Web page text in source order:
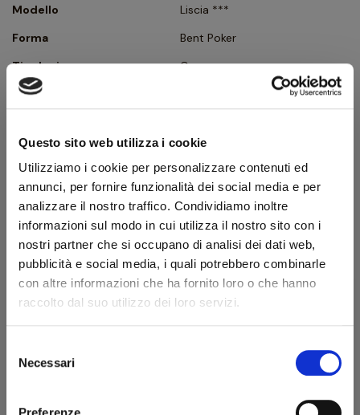
Questo sito web utilizza i cookie
Utilizziamo i cookie per personalizzare contenuti ed
annunci, per fornire funzionalità dei social media e per
analizzare il nostro traffico. Condividiamo inoltre
informazioni sul modo in cui utilizza il nostro sito con i
nostri partner che si occupano di analisi dei dati web,
pubblicità e social media, i quali potrebbero combinarle
con altre informazioni che ha fornito loro o che hanno
raccolto dal suo utilizzo dei loro servizi.
delNecessari
Preferenze
Modello
Liscia ***
Forma
Bent Poker
Tipologia
Curva
Finissaggio
Bocchino
Metacrilato
Filtro
No
Peso (g)
72
Confezione originale
Sì
Condizione
Pipe Nuove
Il siciliano Salvatore Amorelli inizia a realizzare pipe nel 1982 e